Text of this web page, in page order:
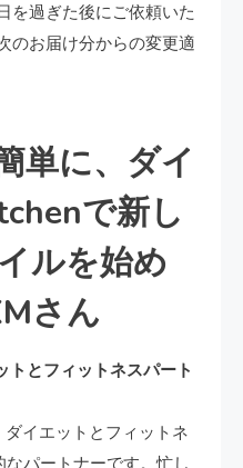
を過ぎた後にご依頼いた
のお届け分からの変更適
単に、ダイ
で新し
ルを始め
さん
とフィットネスパート
イエットとフィットネ
パートナーです。忙し